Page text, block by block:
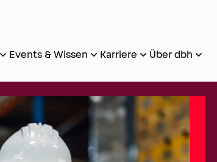
Events & Wissen Karriere Über dbh